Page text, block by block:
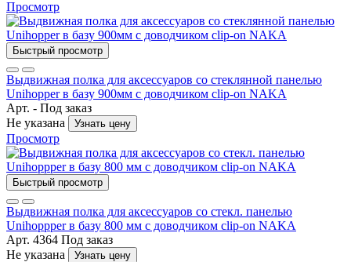
Просмотр
Быстрый просмотр
Выдвижная полка для аксессуаров со стеклянной панелью
Unihopper в базу 900мм с доводчиком clip-on NAKA
Арт. - Под заказ
Не указана
Узнать цену
Просмотр
Быстрый просмотр
Выдвижная полка для аксессуаров со стекл. панелью
Unihoppper в базу 800 мм с доводчиком clip-on NAKA
Арт. 4364 Под заказ
Не указана
Узнать цену